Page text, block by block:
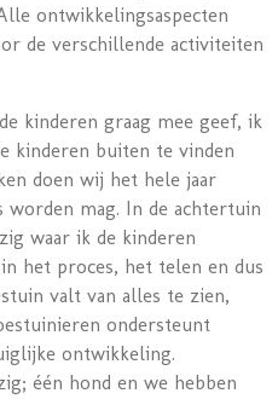
ontwikkelingsaspecten
de verschillende activiteiten
kinderen graag mee geef, ik
kinderen buiten te vinden
doen wij het hele jaar
mag. In de achtertuin
waar ik de kinderen
het proces, het telen en dus
valt van alles te zien,
ondersteunt
ontwikkeling.
één hond en we hebben